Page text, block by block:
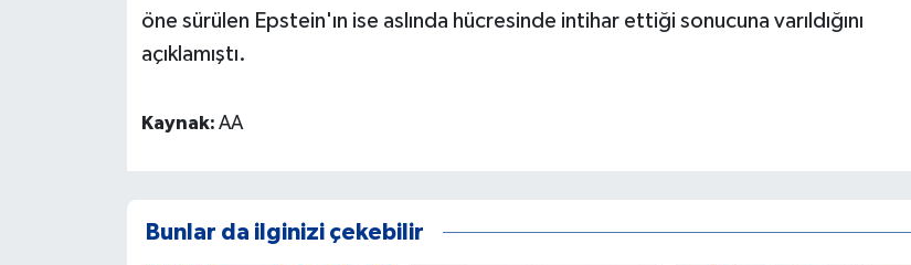
öne sürülen Epstein'ın ise aslında hücresinde intihar ettiği sonucuna varıldığını
açıklamıştı.
Kaynak: AA
Bunlar da ilginizi çekebilir